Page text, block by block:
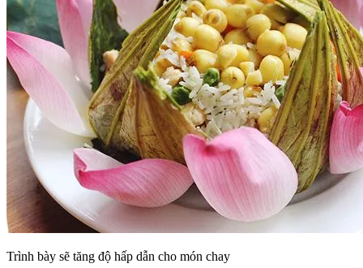
Trình bày sẽ tăng độ hấp dẫn cho món chay